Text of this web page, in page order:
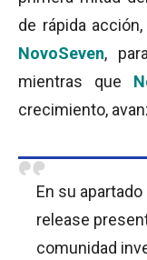
de rápida
NovoSeven,
mientras que
crecimiento,
En su apartado
release
comunidad